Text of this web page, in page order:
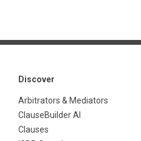
Discover
Arbitrators & Mediators
ClauseBuilder AI
Clauses